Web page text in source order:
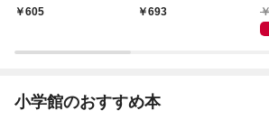
（1）［泡弾け、香ば
605
ー ア・ラ・カルト VO
693
小学館のおすすめ本